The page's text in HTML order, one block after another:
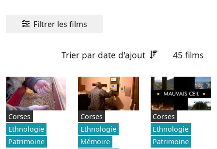
Filtrer les films
Trier par date d'ajout 45 films
Corses
Ethnologie
Patrimoine
Corses
Ethnologie
Mémoire
Corses
Ethnologie
Patrimoine